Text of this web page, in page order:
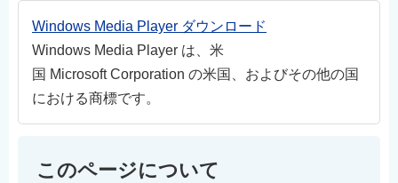
Windows Media Player ダウンロード
Windows Media Player は、米
国 Microsoft Corporation の米国、およびその他の国
における商標です。
このページについて